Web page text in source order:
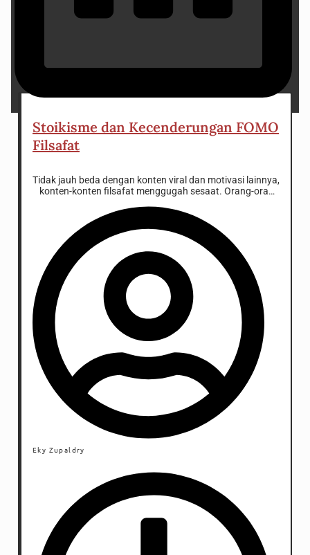
Stoikisme dan Kecenderungan FOMO
Filsafat
Tidak jauh beda dengan konten viral dan motivasi lainnya,
konten-konten filsafat menggugah sesaat. Orang-orang
spontan dan instan alias menjadi filsuf abal-abal.
Eky Zupaldry